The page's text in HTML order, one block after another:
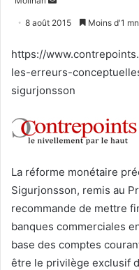
8 août 2015 Moins d'1
https://
les-erreurs-
sigurjonsson
La réforme monétaire
Sigurjonsson, remis au
recommande de mettre
banques commerciales
base des comptes
être le privilège exclusif